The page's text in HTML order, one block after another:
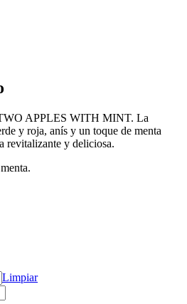
APPLES WITH MINT. La
y roja, anís y un toque de menta
revitalizante y deliciosa.
Limpiar